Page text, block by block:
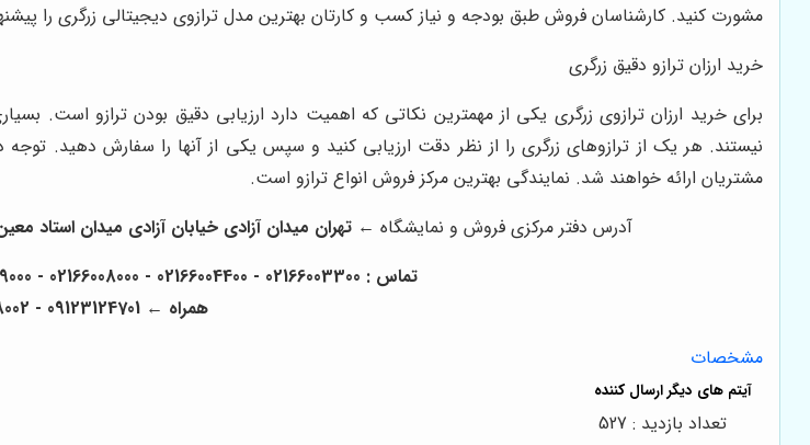
مشورت کنید. کارشناسان فروش طبق بودجه و نیاز کسب و کارتان بهترین مدل ترازوی دیجیتالی زرگری را
خرید ارزان ترازو دقیق زرگری
برای خرید ارزان ترازوی زرگری یکی از مهمترین نکاتی که اهمیت دارد ارزیابی دقیق بودن ترازو است.
نیستند. هر یک از ترازوهای زرگری را از نظر دقت ارزیابی کنید و سپس یکی از آنها را سفارش دهید. توجه
مشتریان ارائه خواهند شد. نمایندگی بهترین مرکز فروش انواع ترازو است.
آدرس دفتر مرکزی فروش و نمایشگاه ← تهران میدان آزادی خیابان آزادی میدان استاد معین خیابان ۲۱ متری جی بین طوس و دامپزشکی
تماس : 02166003300 - 02166004400 - 02166008000 - 02166009000 - 02166003000 - 02166006600
همراه ← 09123124701 - 09122108002
مشخصات
تعداد بازدید : 527